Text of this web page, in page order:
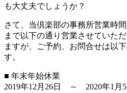
も大丈夫でしょうか？
さて、当倶楽部の事務所営業時
まで以下の通り営業させていた
ますが、ご予約、お問合せは以
す。
■ 年末年始休業
2019年12月26日 ～ 2020年1月5